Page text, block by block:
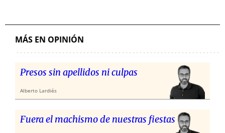
MÁS EN OPINIÓN
Presos sin apellidos ni culpas
Alberto Lardiés
Fuera el machismo de nuestras fiestas